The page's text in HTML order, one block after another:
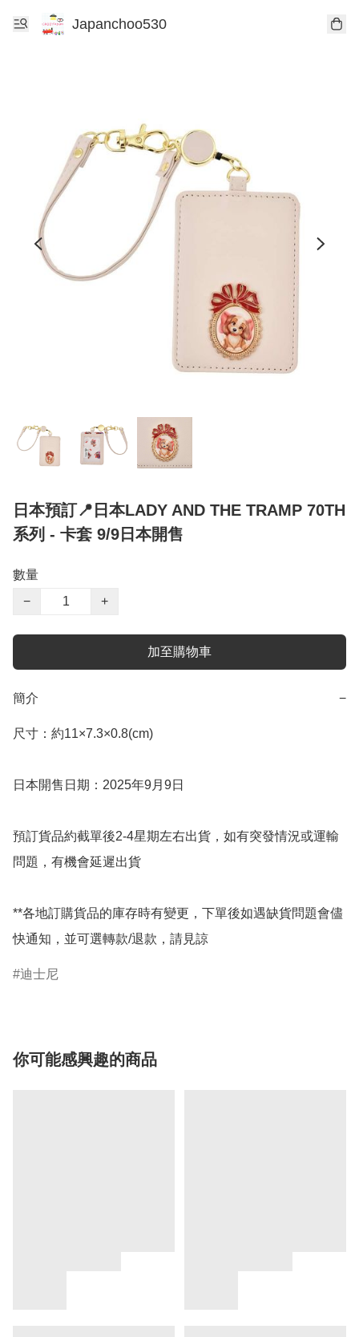
Japanchoo530
日本預訂📍日本LADY AND THE TRAMP 70TH
系列 - 卡套 9/9日本開售
數量
−
+
加至購物車
簡介 −
尺寸：約11×7.3×0.8(cm)
日本開售日期：2025年9月9日
預訂貨品約截單後2-4星期左右出貨，如有突發情況或運輸
問題，有機會延遲出貨
**各地訂購貨品的庫存時有變更，下單後如遇缺貨問題會儘
快通知，並可選轉款/退款，請見諒
迪士尼
你可能感興趣的商品